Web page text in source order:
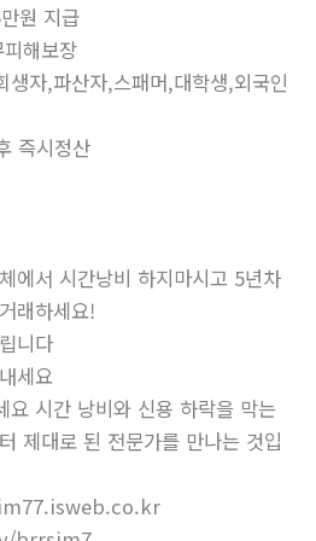
원 지급
해보장
자,파산자,스패머,대학생,외국인
즉시정산
에서 시간낭비 하지마시고 5년차
래하세요!
니다
세요
요 시간 낭비와 신용 하락을 막는
제대로 된 전문가를 만나는 것입